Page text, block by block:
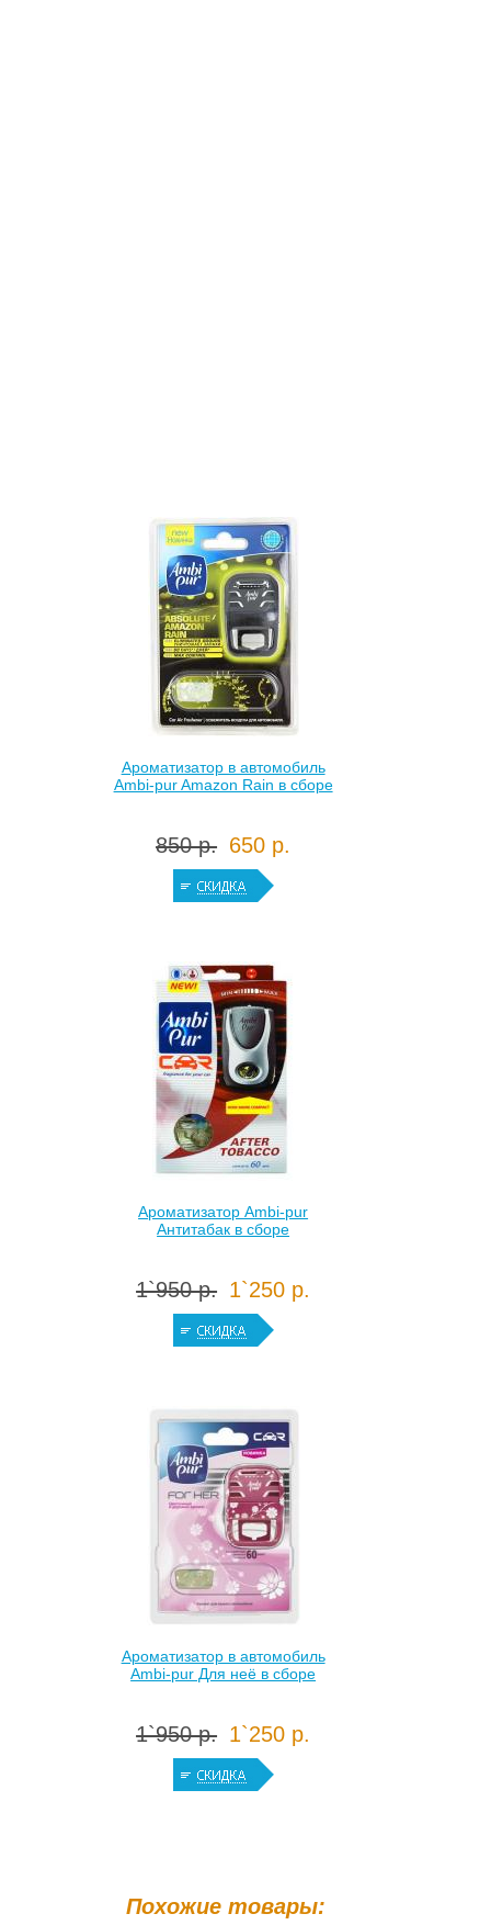
Похожие товары:
Ароматизатор в автомобиль
Ambi-pur Amazon Rain в сборе
850 р. 650 р.
Ароматизатор Ambi-pur
Антитабак в сборе
1`950 р. 1`250 р.
Ароматизатор в автомобиль
Ambi-pur Для неё в сборе
1`950 р. 1`250 р.